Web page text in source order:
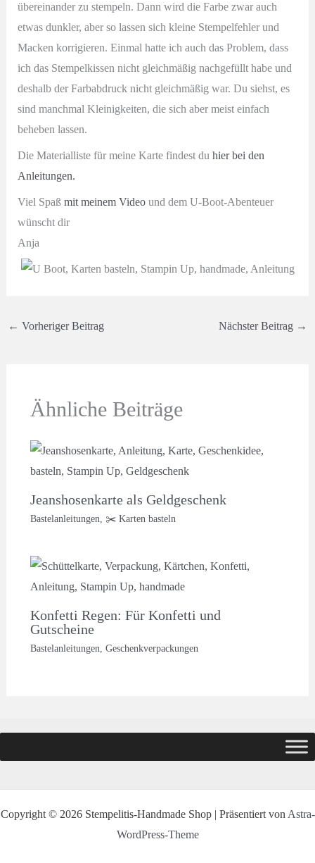
übereinander zu stempeln. Dann wird die Farbe zwar auch
etwas dunkler, aber so lassen sich kleine Stempelfehler und
Macken korrigieren. Einmal hatte ich auch das Problem, dass
ich das Stempelkissen nicht gleichmäßig nachgefüllt habe und
deshalb der Farbabdruck nicht gleichmäßig war. Du siehst, es
sind manchmal Kleinigkeiten, die sich aber meist einfach
beheben lassen.
Die Materialliste für meine Karte findest du hier bei den
Anleitungen.
Viel Spaß mit meinem Video und dem U-Boot-Abenteuer
wünscht dir
Anja
← Vorheriger Beitrag Nächster Beitrag →
Ähnliche Beiträge
Jeanshosenkarte als Geldgeschenk
Bastelanleitungen, ✂️ Karten basteln
Konfetti Regen: Für Konfetti und
Gutscheine
Bastelanleitungen, Geschenkverpackungen
Copyright © 2026 Stempelitis-Handmade Shop | Präsentiert vonAstra-
WordPress-Theme